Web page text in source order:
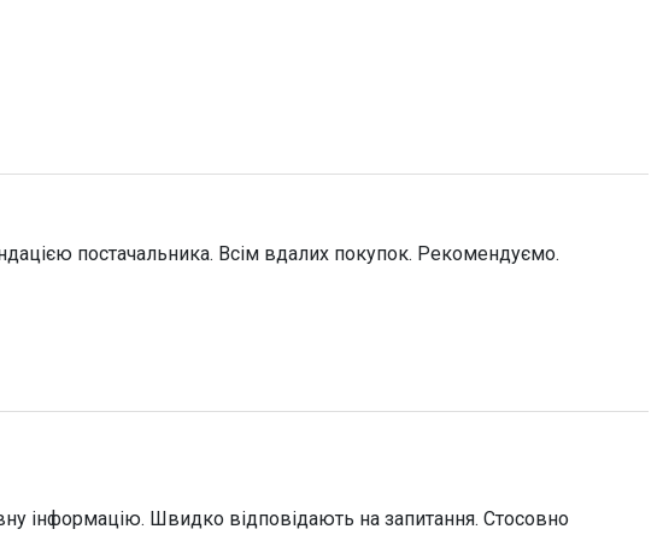
постачальника. Всім вдалих покупок. Рекомендуємо.
інформацію. Швидко відповідають на запитання. Стосовно